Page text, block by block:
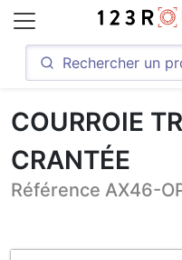
COURROIE
CRANTÉE
Référence AX46-